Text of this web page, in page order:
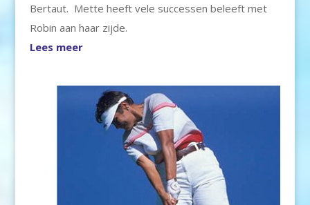
Bertaut. Mette heeft vele successen beleeft met
Robin aan haar zijde.
Lees meer